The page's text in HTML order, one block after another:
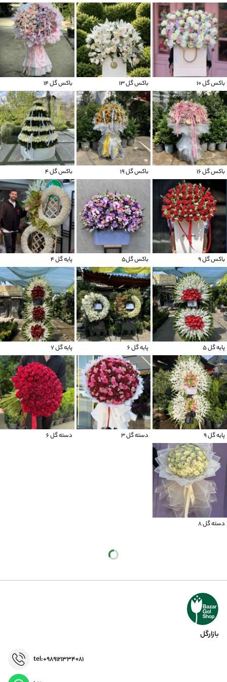
باکس گل 10 باکس گل 13 باکس گل ۱۴
باکس گل ۱۶ باکس گل ۱۹ باکس گل 4
باکس گل 9 باکس گل5 پایه گل 4
پایه گل 5 پایه گل 6 پایه گل 7
پایه گل 9 دسته گل 3 دسته گل 6
دسته گل 8
بازارگل
tel:+989121334081